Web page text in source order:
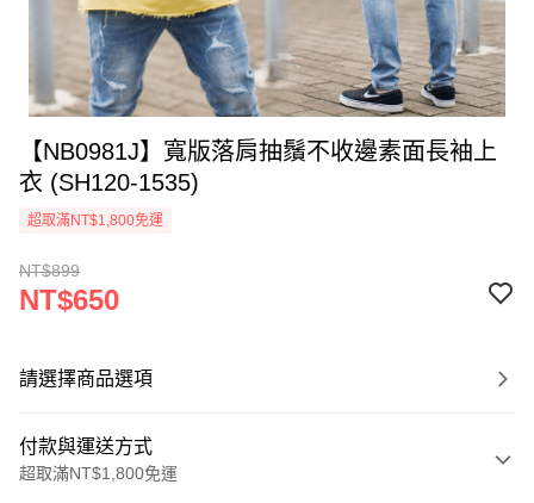
【NB0981J】寬版落肩抽鬚不收邊素面長袖上
衣 (SH120-1535)
超取滿NT$1,800免運
NT$899
NT$650
請選擇商品選項
付款與運送方式
超取滿NT$1,800免運